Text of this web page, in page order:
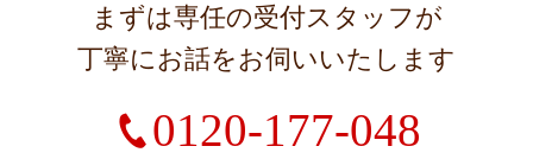
まずは専任の受付スタッフが
丁寧にお話をお伺いいたします
0120-177-048